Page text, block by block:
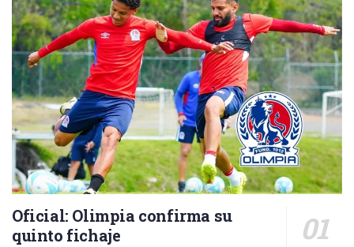
Oficial: Olimpia confirma su
quinto fichaje